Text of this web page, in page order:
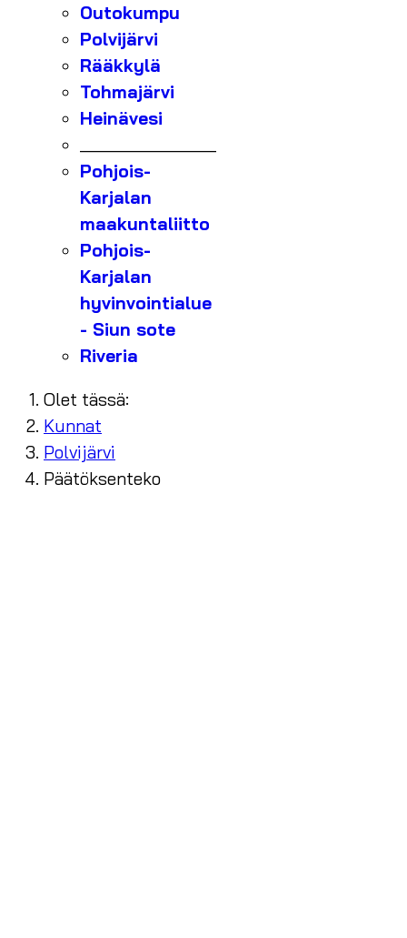
Outokumpu
Polvijärvi
Rääkkylä
Tohmajärvi
Heinävesi
Pohjois-
Karjalan
maakuntaliitto
Pohjois-
Karjalan
hyvinvointialue
- Siun sote
Riveria
Olet tässä:
Kunnat
Polvijärvi
Päätöksenteko